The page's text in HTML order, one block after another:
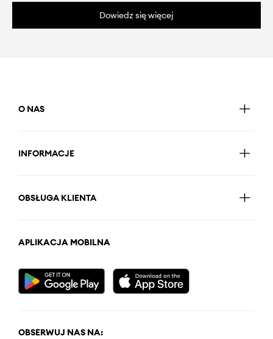
Dowiedz się więcej
O NAS
INFORMACJE
OBSŁUGA KLIENTA
APLIKACJA MOBILNA
OBSERWUJ NAS NA: